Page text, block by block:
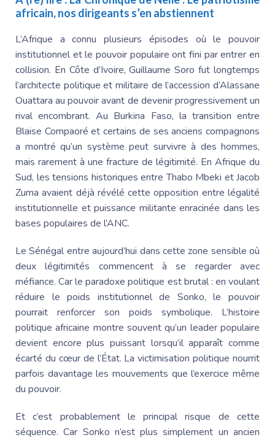
africain, nos dirigeants s’en abstiennent
L’Afrique a connu plusieurs épisodes où le pouvoir
institutionnel et le pouvoir populaire ont fini par entrer en
collision. En Côte d’Ivoire,Guillaume Soro fut longtemps
l’architecte politique et militaire de l’accession d’Alassane
Ouattara au pouvoir avant de devenir progressivement un
rival encombrant. Au Burkina Faso, la transition entre
Blaise Compaoré et certains de ses anciens compagnons
a montré qu’un système peut survivre à des hommes,
mais rarement à une fracture de légitimité. En Afrique du
Sud, les tensions historiques entreThabo Mbeki et Jacob
Zuma avaient déjà révélé cette opposition entre légalité
institutionnelle et puissance militante enracinée dans les
bases populaires de l’ANC.
Le Sénégalentre aujourd’hui dans cette zone sensible où
deux légitimités commencent à se regarder avec
méfiance. Car le paradoxe politique est brutal : en voulant
réduire le poids institutionnel de Sonko, le pouvoir
pourrait renforcer son poids symbolique. L’histoire
politique africaine montre souvent qu’un leader populaire
devient encore plus puissant lorsqu’il apparaît comme
écarté du cœur de l’État. La victimisation politique nourrit
parfois davantage les mouvements que l’exercice même
du pouvoir.
Et c’est probablement le principal risque de cette
séquence. Car Sonko n’est plus simplement un ancien